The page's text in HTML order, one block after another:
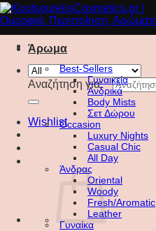
Αναζήτηση για:
Wishlist
Άρωμα
Best-Sellers
Γυναικεία
Ανδρικά
Body Mists
Σετ Δώρου
Occasion
Luxury Nights
Casual Chic
All Day
Άνδρας
Oriental
Woody
Fresh/Aromatic
Leather
Γυναίκα